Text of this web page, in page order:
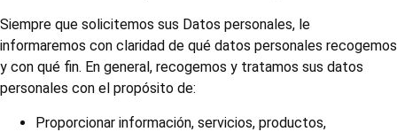
Siempre que solicitemos sus Datos personales, le
informaremos con claridad de qué datos personales recogemos
y con qué fin. En general, recogemos y tratamos sus datos
personales con el propósito de:
Proporcionar información, servicios, productos,